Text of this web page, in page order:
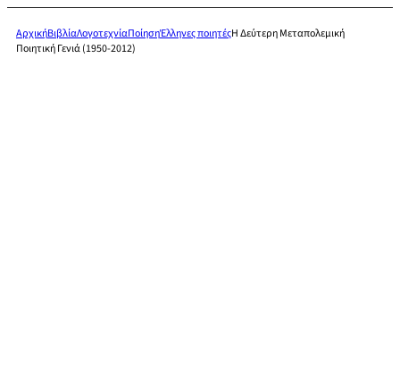
ΑρχικήΒιβλίαΛογοτεχνίαΠοίησηΈλληνες ποιητέςΗ Δεύτερη Μεταπολεμική
Ποιητική Γενιά (1950-2012)